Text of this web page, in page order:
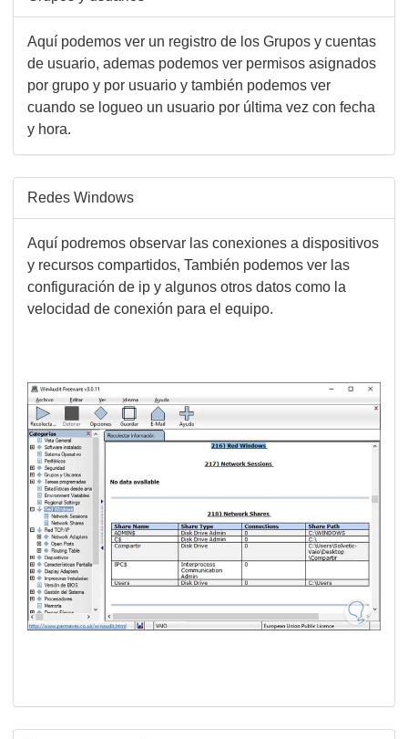
Aquí podemos ver un registro de los Grupos y cuentas
de usuario, ademas podemos ver permisos asignados
por grupo y por usuario y también podemos ver
cuando se logueo un usuario por última vez con fecha
y hora.
Redes Windows
Aquí podremos observar las conexiones a dispositivos
y recursos compartidos, También podemos ver las
configuración de ip y algunos otros datos como la
velocidad de conexión para el equipo.